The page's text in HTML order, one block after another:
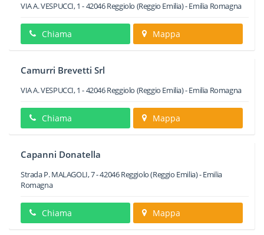
VIA A. VESPUCCI, 1 -42046Reggiolo (Reggio Emilia) -Emilia Romagna
Chiama Mappa
Camurri Brevetti Srl
VIA A. VESPUCCI, 1 -42046Reggiolo (Reggio Emilia) -Emilia Romagna
Chiama Mappa
Capanni Donatella
Strada P. MALAGOLI, 7-42046Reggiolo(Reggio Emilia) -Emilia
Romagna
Chiama Mappa